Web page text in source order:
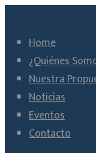
Home
¿Quiénes
Nuestra
Noticias
Eventos
Contacto